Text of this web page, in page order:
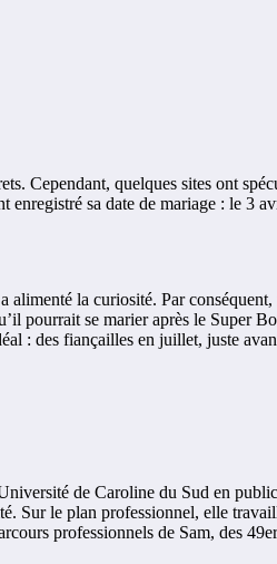
Cependant, quelques sites ont
sa date de mariage : le 3
la curiosité. Par
pourrait se marier après le Super
: des fiançailles en juillet, juste
de Caroline du Sud en
Sur le plan professionnel, elle
professionnels de Sam, des